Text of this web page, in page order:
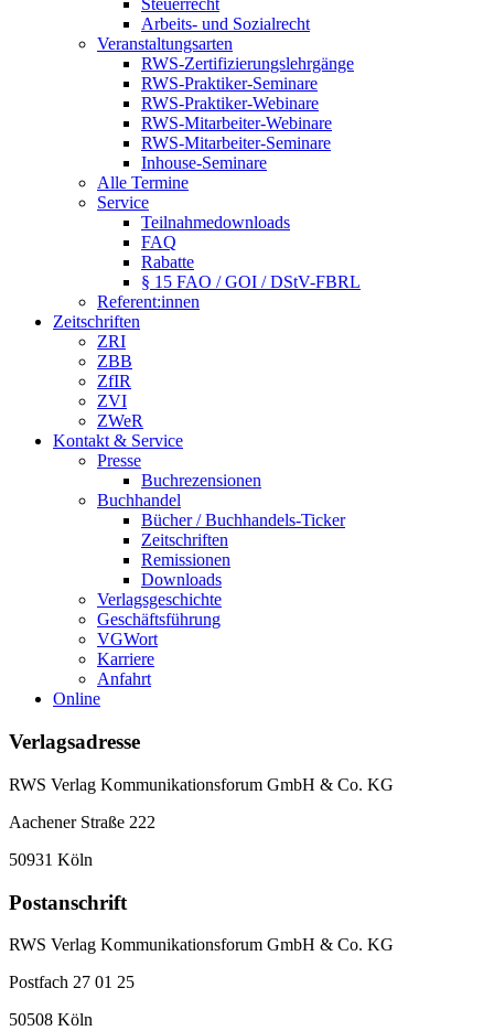
Steuerrecht
Arbeits- und Sozialrecht
Veranstaltungsarten
RWS-Zertifizierungslehrgänge
RWS-Praktiker-Seminare
RWS-Praktiker-Webinare
RWS-Mitarbeiter-Webinare
RWS-Mitarbeiter-Seminare
Inhouse-Seminare
Alle Termine
Service
Teilnahmedownloads
FAQ
Rabatte
§ 15 FAO / GOI / DStV-FBRL
Referent:innen
Zeitschriften
ZRI
ZBB
ZfIR
ZVI
ZWeR
Kontakt & Service
Presse
Buchrezensionen
Buchhandel
Bücher / Buchhandels-Ticker
Zeitschriften
Remissionen
Downloads
Verlagsgeschichte
Geschäftsführung
VGWort
Karriere
Anfahrt
Online
Verlagsadresse
RWS Verlag Kommunikationsforum GmbH & Co. KG
Aachener Straße 222
50931 Köln
Postanschrift
RWS Verlag Kommunikationsforum GmbH & Co. KG
Postfach 27 01 25
50508 Köln